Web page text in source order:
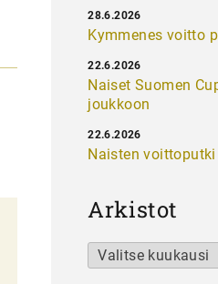
Kymmenes voitto
28.6.2026
Naiset Suomen
joukkoon
22.6.2026
Naisten
22.6.2026
Arkistot
Arkistot